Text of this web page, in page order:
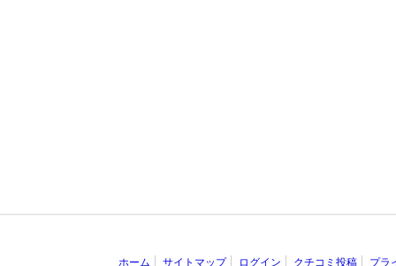
ホーム サイトマップ ログイン クチコミ投稿 プラ